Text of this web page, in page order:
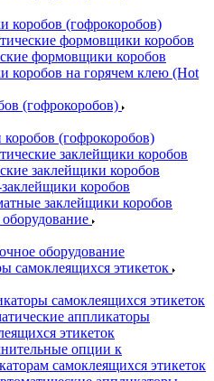
коробов (гофрокоробов)
формовщики коробов
формовщики коробов
коробов на горячем клею (Hot
(гофрокоробов)
(гофрокоробов)
заклейщики коробов
заклейщики коробов
коробов
заклейщики коробов
оборудование
самоклеящихся этикеток
самоклеящихся этикеток
аппликаторы
этикеток
опции к
самоклеящихся этикеток